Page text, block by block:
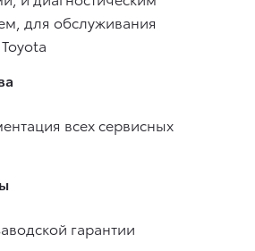
для обслуживания
всех сервисных
гарантии